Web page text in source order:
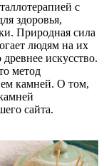
с
здоровья,
Природная сила
людям на их
искусство.
метод
камней. О том,
сайта.